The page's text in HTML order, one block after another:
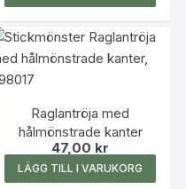
Raglantröja med
hålmönstrade kanter
47,00 kr
LÄGG TILL I VARUKORG